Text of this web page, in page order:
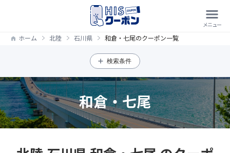
ホーム 北陸 石川県 和倉・七尾のクーポン一覧
検索条件
和倉・七尾